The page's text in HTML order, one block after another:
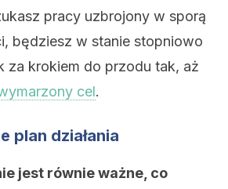
pracy uzbrojony w sporą
będziesz w stanie stopniowo
za krokiem do przodu tak, aż
cel.
plan działania
jest równie ważne, co